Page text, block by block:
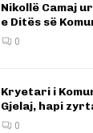
Nikollë Camaj
e Ditës së
0
Kryetari i
Gjelaj, hapi
0